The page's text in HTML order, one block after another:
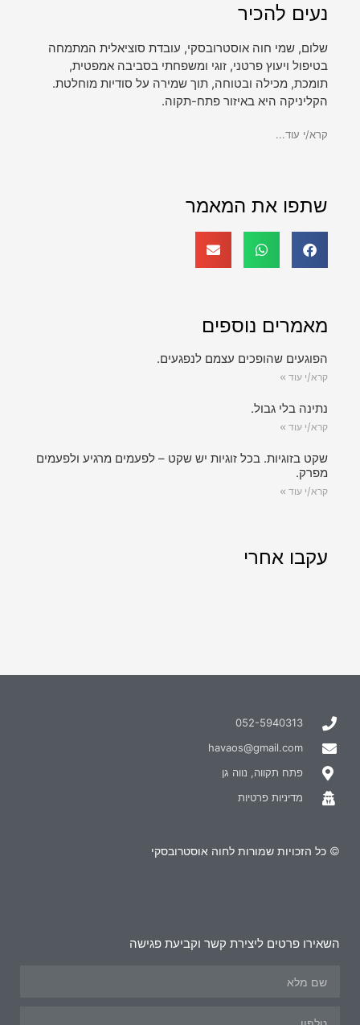
נעים להכיר
שלום, שמי חוה אוסטרובסקי, עובדת סוציאלית המתמחה
בטיפול ויעוץ פרטני, זוגי ומשפחתי בסביבה אמפטית,
תומכת, מכילה ובטוחה, תוך שמירה על סודיות מוחלטת.
הקליניקה היא באיזור פתח-תקוה.
קרא/י עוד...
שתפו את המאמר
מאמרים נוספים
הפוגעים שהופכים עצמם לנפגעים.
קרא/י עוד »
נתינה בלי גבול.
קרא/י עוד »
שקט בזוגיות. בכל זוגיות יש שקט – לפעמים מרגיע ולפעמים
מפרק.
קרא/י עוד »
עקבו אחרי
052-5940313
havaos@gmail.com
פתח תקווה, נווה גן
מדיניות פרטיות
© כל הזכויות שמורות לחוה אוסטרובסקי
השאירו פרטים ליצירת קשר וקביעת פגישה